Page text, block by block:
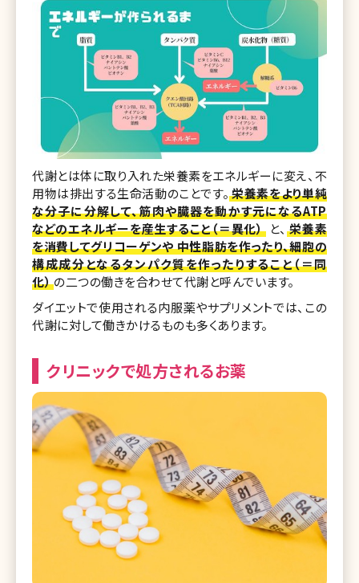
代謝とは体に取り入れた栄養素をエネルギーに変え、不
用物は排出する生命活動のことです。栄養素をより単純
な分子に分解して、筋肉や臓器を動かす元になるATP
などのエネルギーを産生すること（＝異化）と、栄養素
を消費してグリコーゲンや 中性脂肪を作ったり、細胞の
構成成分となるタンパク質を作ったりすること（＝同
化）の二つの働きを合わせて代謝と呼んでいます。
ダイエットで使用される内服薬やサプリメントでは、この
代謝に対して働きかけるものも多くあります。
クリニックで処方されるお薬